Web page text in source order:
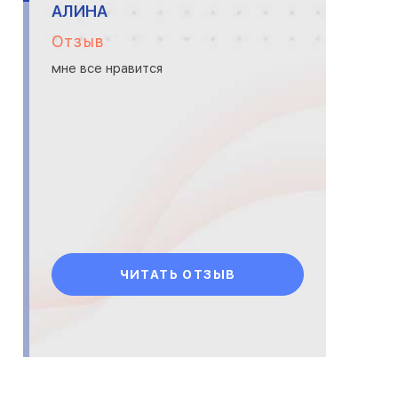
АЛИНА
Отзыв
мне все нравится
ЧИТАТЬ ОТЗЫВ